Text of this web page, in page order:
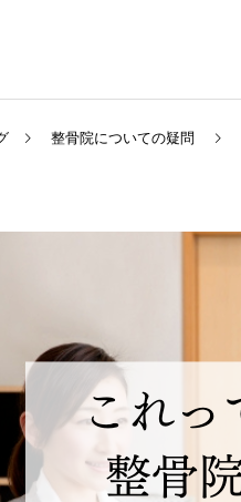
整骨院についての疑問